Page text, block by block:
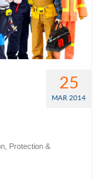
25
MAR 2014
Protection &